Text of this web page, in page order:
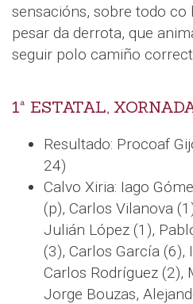
sensacións, sobre todo co
pesar da derrota, que
seguir polo camiño
1ª ESTATAL,
Resultado: Procoaf
24)
Calvo Xiria: Iago
(p), Carlos Vilanova
Julián López (1),
(3), Carlos García (6),
Carlos Rodríguez (2),
Jorge Bouzas,